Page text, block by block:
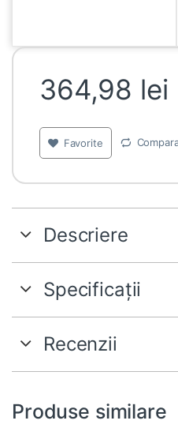
364,98 lei
Favorite
Descriere
Specificații
Recenzii
Produse similare